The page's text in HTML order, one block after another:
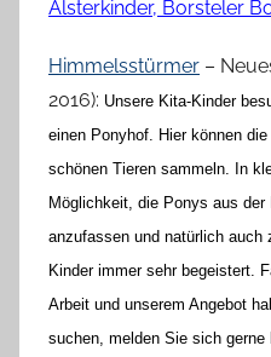
Alsterkinder, Borsteler
Himmelsstürmer –
2016): Unsere Kita-Kinder
einen Ponyhof. Hier können
schönen Tieren sammeln. In
Möglichkeit, die Ponys aus der
anzufassen und natürlich auch
Kinder immer sehr begeistert.
Arbeit und unserem Angebot
suchen, melden Sie sich gerne